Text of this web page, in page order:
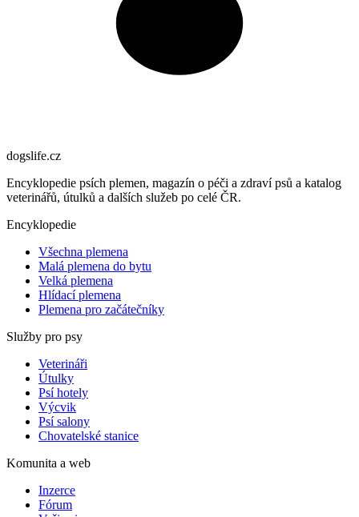
dogslife.cz
Encyklopedie psích plemen, magazín o péči a zdraví psů a katalog
veterinářů, útulků a dalších služeb po celé ČR.
Encyklopedie
Všechna plemena
Malá plemena do bytu
Velká plemena
Hlídací plemena
Plemena pro začátečníky
Služby pro psy
Veterináři
Útulky
Psí hotely
Výcvik
Psí salony
Chovatelské stanice
Komunita a web
Inzerce
Fórum